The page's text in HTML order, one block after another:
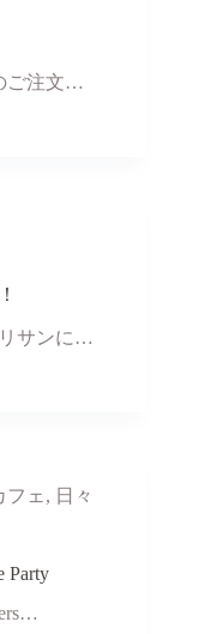
ご注文…
サンに…
フェ , 日々
Party